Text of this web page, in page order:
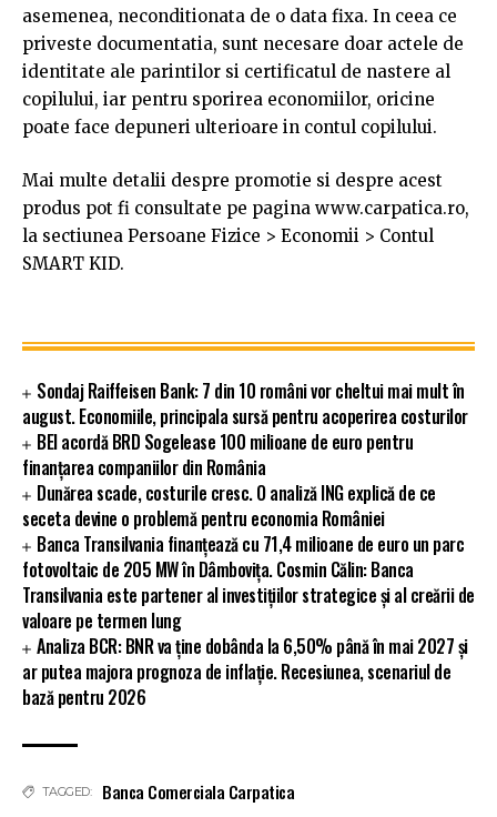
asemenea, neconditionata de o data fixa. In ceea ce
priveste documentatia, sunt necesare doar actele de
identitate ale parintilor si certificatul de nastere al
copilului, iar pentru sporirea economiilor, oricine
poate face depuneri ulterioare in contul copilului.
Mai multe detalii despre promotie si despre acest
produs pot fi consultate pe pagina www.carpatica.ro,
la sectiunea Persoane Fizice > Economii > Contul
SMART KID.
Sondaj Raiffeisen Bank: 7 din 10 români vor cheltui mai mult în
august. Economiile, principala sursă pentru acoperirea costurilor
BEI acordă BRD Sogelease 100 milioane de euro pentru
finanțarea companiilor din România
Dunărea scade, costurile cresc. O analiză ING explică de ce
seceta devine o problemă pentru economia României
Banca Transilvania finanțează cu 71,4 milioane de euro un parc
fotovoltaic de 205 MW în Dâmbovița. Cosmin Călin: Banca
Transilvania este partener al investițiilor strategice și al creării de
valoare pe termen lung
Analiza BCR: BNR va ține dobânda la 6,50% până în mai 2027 și
ar putea majora prognoza de inflație. Recesiunea, scenariul de
bază pentru 2026
TAGGED: Banca Comerciala Carpatica